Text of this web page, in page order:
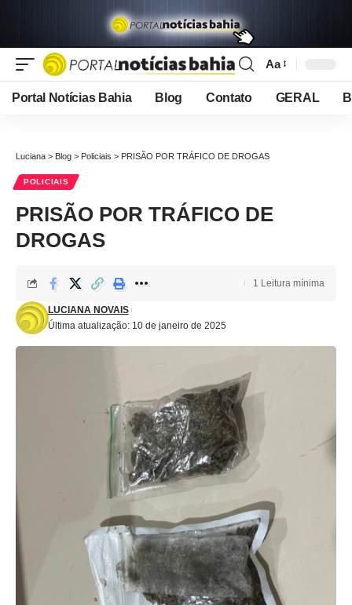
Font
Resizer
Aa
Portal Notícias Bahia Blog Contato GERAL
Luciana > Blog > Policiais > PRISÃO POR TRÁFICO DE DROGAS
POLICIAIS
PRISÃO POR TRÁFICO DE
DROGAS
Última atualização: 10 de janeiro de 2025
LUCIANA NOVAIS
1 Leitura mínima